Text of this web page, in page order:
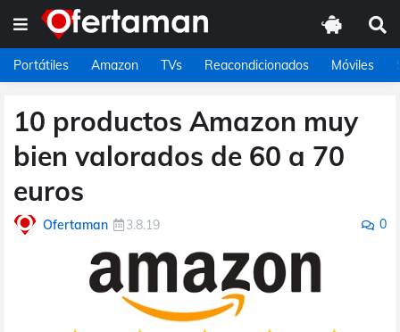
Portátiles Amazon TVs Reacondicionados Móviles
10 productos Amazon muy
bien valorados de 60 a 70
euros
Ofertaman 3.8.19 0